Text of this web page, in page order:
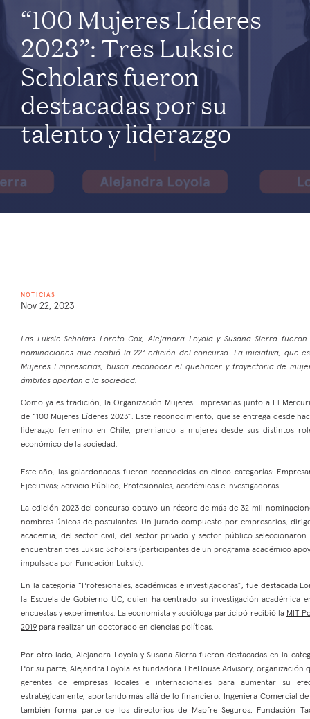
“100 Mujeres Líderes
2023”: Tres Luksic
Scholars fueron
destacadas por su
talento y liderazgo
NOTICIAS
Nov 22, 2023
Las Luksic Scholars Loreto Cox, Alejandra Loyola y Susana Sierra
nominaciones que recibió la 22° edición del concurso. La iniciativa, que
Mujeres Empresarias, busca reconocer el quehacer y trayectoria de
ámbitos aportan a la sociedad.
Como ya es tradición, la Organización Mujeres Empresarias junto a El
de “100 Mujeres Líderes 2023”. Este reconocimiento, que se entrega desde
liderazgo femenino en Chile, premiando a mujeres desde sus distintos
económico de la sociedad.
Este año, las galardonadas fueron reconocidas en cinco categorías:
Ejecutivas; Servicio Público; Profesionales, académicas e Investigadoras.
La edición 2023 del concurso obtuvo un récord de más de 32 mil
nombres únicos de postulantes. Un jurado compuesto por empresarios,
academia, del sector civil, del sector privado y sector público seleccionaron
encuentran tres Luksic Scholars (participantes de un programa académico
impulsada por Fundación Luksic).
En la categoría “Profesionales, académicas e investigadoras”, fue destacada
la Escuela de Gobierno UC, quien ha centrado su investigación académica
encuestas y experimentos. La economista y socióloga participó recibió la MIT
2019 para realizar un doctorado en ciencias políticas.
Por otro lado, Alejandra Loyola y Susana Sierra fueron destacadas en la
Por su parte, Alejandra Loyola es fundadora TheHouse Advisory, organización
gerentes de empresas locales e internacionales para aumentar su
estratégicamente, aportando más allá de lo financiero. Ingeniera Comercial
también forma parte de los directorios de Mapfre Seguros, Fundación